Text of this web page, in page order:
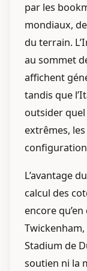
par les
mondiaux,
du terrain.
au sommet
affichent
tandis que
outsider quel
extrêmes,
L’avantage
calcul des
encore
Twickenham,
Stadium de
soutien ni la